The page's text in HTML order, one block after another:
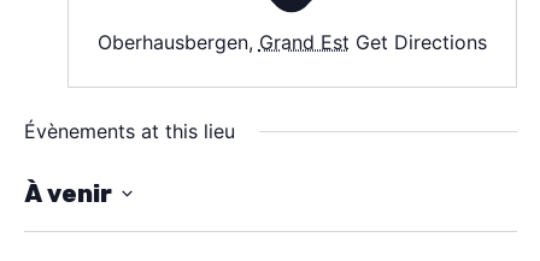
Oberhausbergen, Grand Est Get Directions
Évènements at this lieu
À venir
S